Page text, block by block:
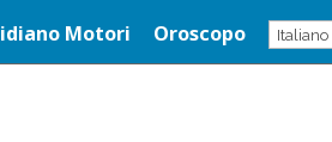
Motori Oroscopo